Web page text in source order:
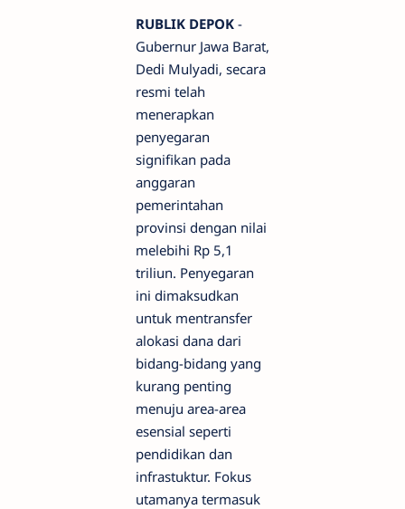
RUBLIK DEPOK -
Gubernur Jawa Barat,
Dedi Mulyadi, secara
resmi telah
menerapkan
penyegaran
signifikan pada
anggaran
pemerintahan
provinsi dengan nilai
melebihi Rp 5,1
triliun. Penyegaran
ini dimaksudkan
untuk mentransfer
alokasi dana dari
bidang-bidang yang
kurang penting
menuju area-area
esensial seperti
pendidikan dan
infrastuktur. Fokus
utamanya termasuk